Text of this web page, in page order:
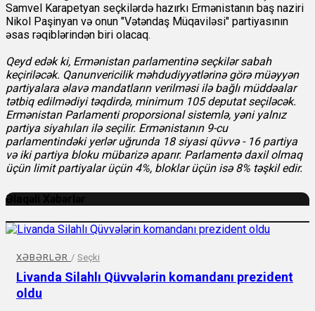
Samvel Karapetyan seçkilərdə hazırkı Ermənistanın baş naziri
Nikol Paşinyan və onun "Vətəndaş Müqaviləsi" partiyasının
əsas rəqiblərindən biri olacaq.
Qeyd edək ki, Ermənistan parlamentinə seçkilər sabah
keçiriləcək. Qanunvericilik məhdudiyyətlərinə görə müəyyən
partiyalara əlavə mandatların verilməsi ilə bağlı müddəalar
tətbiq edilmədiyi təqdirdə, minimum 105 deputat seçiləcək.
Ermənistan Parlamenti proporsional sistemlə, yəni yalnız
partiya siyahıları ilə seçilir. Ermənistanın 9-cu
parlamentindəki yerlər uğrunda 18 siyasi qüvvə - 16 partiya
və iki partiya bloku mübarizə aparır. Parlamentə daxil olmaq
üçün limit partiyalar üçün 4%, bloklar üçün isə 8% təşkil edir.
Əlaqəli Xəbərlər
XƏBƏRLƏR / Seçki
Livanda Silahlı Qüvvələrin komandanı prezident
oldu